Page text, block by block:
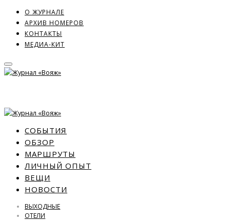
О ЖУРНАЛЕ
АРХИВ НОМЕРОВ
КОНТАКТЫ
МЕДИА-КИТ
СОБЫТИЯ
ОБЗОР
МАРШРУТЫ
ЛИЧНЫЙ ОПЫТ
ВЕЩИ
НОВОСТИ
ВЫХОДНЫЕ
ОТЕЛИ